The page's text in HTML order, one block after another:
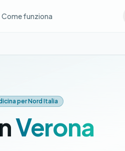
Come funziona
per Nord Italia
Verona